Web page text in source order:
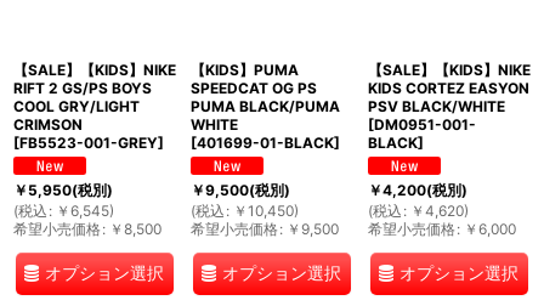
【SALE】【KIDS】NIKE
RIFT 2 GS/PS BOYS
COOL GRY/LIGHT
CRIMSON
[FB5523-001-GREY]
￥5,950(税別)
(税込 : ￥ 6,545)
希望小売価格: ￥ 8,500
オプション選択
【KIDS】PUMA
SPEEDCAT OG PS
PUMA BLACK/PUMA
WHITE
[401699-01-BLACK]
￥9,500(税別)
(税込 : ￥ 10,450)
希望小売価格: ￥ 9,500
オプション選択
【SALE】【KIDS】NIKE
KIDS CORTEZ EASYON
PSV BLACK/WHITE
[DM0951-001-
BLACK]
￥4,200(税別)
(税込 : ￥ 4,620)
希望小売価格: ￥ 6,000
オプション選択